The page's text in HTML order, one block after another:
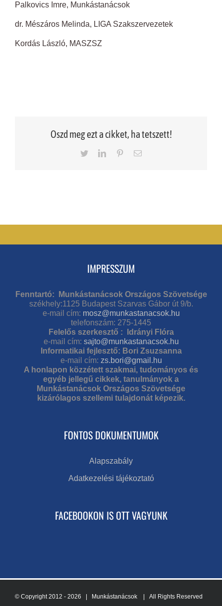
Palkovics Imre, Munkástanácsok
dr. Mészáros Melinda, LIGA Szakszervezetek
Kordás László, MASZSZ
Oszd meg ezt a cikket, ha tetszett!
TwitterLinkedInPinterestEmail
IMPRESSZUM
Fenntartó: Munkástanácsok Országos Szövetsége
székhely:1125 Budapest Szarvas Gábor út 9/b.
e-mail cím: mosz@munkastanacsok.hu
telefonszám: 275-1445
Felelős szerkesztő : Idrányi Flóra
e-mail cím: sajto@munkastanacsok.hu
Informatikai fejlesztő: Bori Zsuzsanna
e-mail cím: zs.bori@gmail.hu
A honlapon közzétett szakmai, tudományos és
egyéb jellegű cikkek, tanulmányok a
Munkástanácsok Országos Szövetsége
kizárólagos szellemi tulajdonát képezik.
FONTOS DOKUMENTUMOK
Alapszabály
Adatkezelési tájékoztató
FACEBOOKON IS OTT VAGYUNK
© Copyright 2012 - 2026 | Munkástanácsok | All Rights Reserved